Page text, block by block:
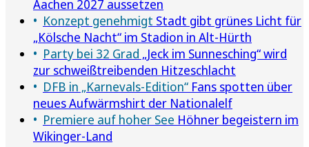
Aachen 2027 aussetzen
Konzept genehmigt Stadt gibt grünes Licht für
„Kölsche Nacht“ im Stadion in Alt-Hürth
Party bei 32 Grad „Jeck im Sunnesching“ wird
zur schweißtreibenden Hitzeschlacht
DFB in „Karnevals-Edition“ Fans spotten über
neues Aufwärmshirt der Nationalelf
Premiere auf hoher See Höhner begeistern im
Wikinger-Land